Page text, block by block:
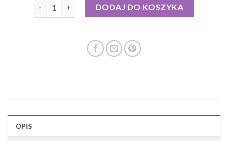
ilość geox kurtki damskie puchowe
DODAJ DO KOSZYKA
OPIS